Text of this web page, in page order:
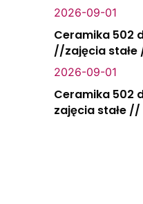
2026-09-01
Ceramika 502
//zajęcia stałe
2026-09-01
Ceramika 502
zajęcia stałe //